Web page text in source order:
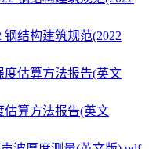
钢结构建筑规范(2022
估算方法报告(英文